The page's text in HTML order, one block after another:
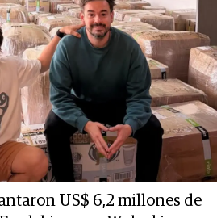
US$ 6,2 millones de